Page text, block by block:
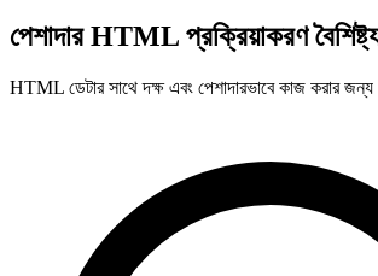
পেশাদার HTML প্রক্রিয়াকরণ
HTML ডেটার সাথে দক্ষ এবং পেশাদারভাবে কাজ করার